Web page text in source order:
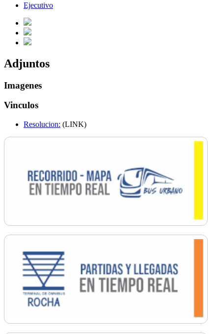
Ejecutivo
Adjuntos
Imagenes
Vinculos
Resolucion: (LINK)